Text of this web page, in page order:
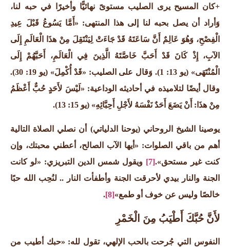
+كان المسيح يرى الصليب مستوىً نهائيًّا وأخيرًا في حبه لنا،
وَأراد أن يصل بحبه لنا إلى هذا المنتهى: «أَمَّا يَسُوعُ قَبْلَ عِيدِ
الْفِصْحِ، وَهُوَ عَالِمٌ أَنَّ سَاعَتَهُ قَدْ جَاءَتْ لِيَنْتَقِلَ مِنْ هذَا الْعَالَمِ إِلَى
الآبِ، إِذْ كَانَ قَدْ أَحَبَّ خَاصَّتَهُ الَّذِينَ فِي الْعَالَمِ، أَحَبَّهُمْ إِلَى
الْمُنْتَهَى» (يو 13: 1). وَقال على الصليب: «قَدْ أُكْمِلَ» (يو 19: 30).
وقال أيضًا لتلاميذه في أحاديثه الوداعية: «لَيْسَ لأَحَدٍ حُبٌّ أَعْظَمُ
مِنْ هذَا: أَنْ يَضَعَ أَحَدٌ نَفْسَهُ لأَجْلِ أَحِبَّائِهِ» (يو 15: 13).
يوصينا الشيخ الروحاني (يوحنا الدلياتي) أن نصلي الصلاة التالية
أهم من باقي الصلوات: «أيها الآب الصالح، أعطني محبتك، وإن
كنت غير مستحق».[7] ويقول شمس الدين التبريزي: «لو كانت
الجنة والنار بيدي لأحرقت الجنة وأطفأت النار .. لنُحِب الله حبًا
خالصًا وليس عن خوف أو طمع»[8]
.
لأَنَّ حُبَّكَ أَطْيَبُ مِنَ الْخَمْرِ
النفوس التي جُرحت بالحب الإلهي، تقول لله: «حبك أطيب من